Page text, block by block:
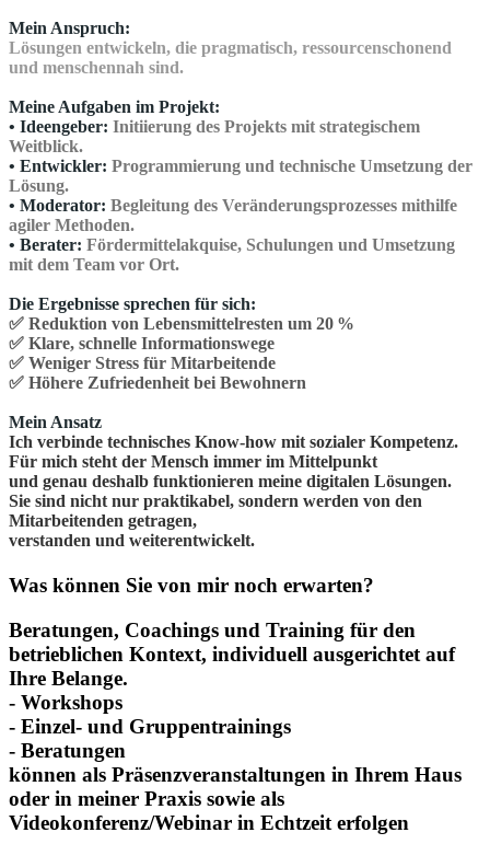
Mein Anspruch:
Lösungen entwickeln, die pragmatisch, ressourcenschonend
und menschennah sind.
Meine Aufgaben im Projekt:
• Ideengeber: Initiierung des Projekts mit strategischem
Weitblick.
• Entwickler: Programmierung und technische Umsetzung der
Lösung.
• Moderator: Begleitung des Veränderungsprozesses mithilfe
agiler Methoden.
• Berater: Fördermittelakquise, Schulungen und Umsetzung
mit dem Team vor Ort.
Die Ergebnisse sprechen für sich:
✅ Reduktion von Lebensmittelresten um 20 %
✅ Klare, schnelle Informationswege
✅ Weniger Stress für Mitarbeitende
✅ Höhere Zufriedenheit bei Bewohnern
Mein Ansatz
Ich verbinde technisches Know-how mit sozialer Kompetenz.
Für mich steht der Mensch immer im Mittelpunkt
und genau deshalb funktionieren meine digitalen Lösungen.
Sie sind nicht nur praktikabel, sondern werden von den
Mitarbeitenden getragen,
verstanden und weiterentwickelt.
Was können Sie von mir noch erwarten?
Beratungen, Coachings und Training für den
betrieblichen Kontext, individuell ausgerichtet auf
Ihre Belange.
- Workshops
- Einzel- und Gruppentrainings
- Beratungen
können als Präsenzveranstaltungen in Ihrem Haus
oder in meiner Praxis sowie als
Videokonferenz/Webinar in Echtzeit erfolgen